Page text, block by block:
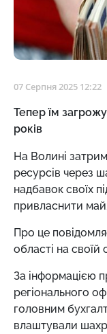
07 Серпня 2025 12:22
Тепер їм
років
На Волині
ресурсів через
надбавок своїх
привласнити
Про це
області на своїй
За інформацією
регіонального
головним
влаштували